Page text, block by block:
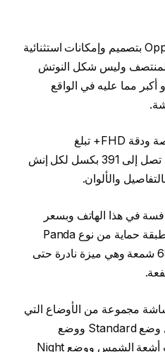
تتميز شاشة هاتف Oppo A79 5G بتصميم وإمكانات استثنائية
وليس شكل النوتش
أكبر مما عليه في الواقع
الشاشة تأتي بمساحة 6.72 بوصة ودقة FHD+ تبلغ
1080×2400 بكسل مع كثافة تصل إلى 391 بكسل لكل إنش
والألوان.
في هذا الهاتف وبسعر
تنافسي حيث زودت الشاشة بطبقة حماية من نوع Panda
glass مع سطوع يصل الي 680 شمعة وهي ميزة نادرة حتى
مجموعة من الأوضاع التي
تعزز من تجربة المستخدم مثل وضع Standard ووضع
Sunlight لتحسين الرؤية تحت أشعة الشمس ووضع Night